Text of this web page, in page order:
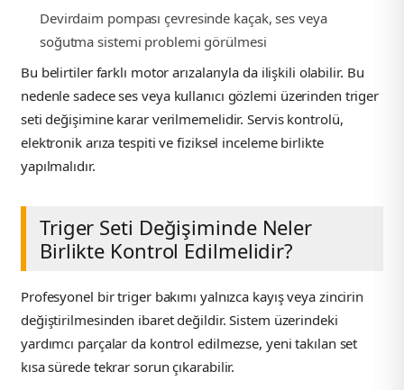
Devirdaim pompası çevresinde kaçak, ses veya
soğutma sistemi problemi görülmesi
Bu belirtiler farklı motor arızalarıyla da ilişkili olabilir. Bu
nedenle sadece ses veya kullanıcı gözlemi üzerinden triger
seti değişimine karar verilmemelidir. Servis kontrolü,
elektronik arıza tespiti ve fiziksel inceleme birlikte
yapılmalıdır.
Triger Seti Değişiminde Neler
Birlikte Kontrol Edilmelidir?
Profesyonel bir triger bakımı yalnızca kayış veya zincirin
değiştirilmesinden ibaret değildir. Sistem üzerindeki
yardımcı parçalar da kontrol edilmezse, yeni takılan set
kısa sürede tekrar sorun çıkarabilir.